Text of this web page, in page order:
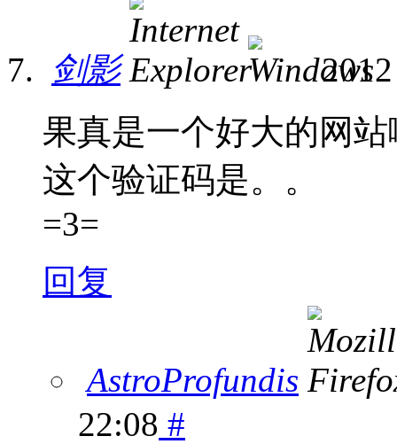
剑影
果真是一个好大的网
这个验证码是。。
=3=
回复
AstroProfundis
22:08 #